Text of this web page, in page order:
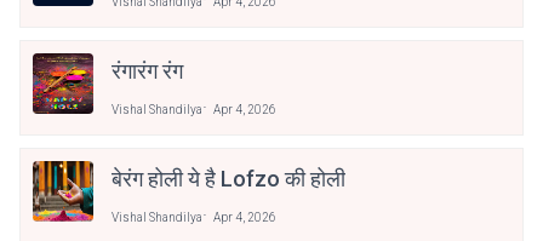
रंगारंग रंग
Vishal Shandilya Apr 4, 2026
बेरंग होली ये है Lofzo की होली
Vishal Shandilya Apr 4, 2026